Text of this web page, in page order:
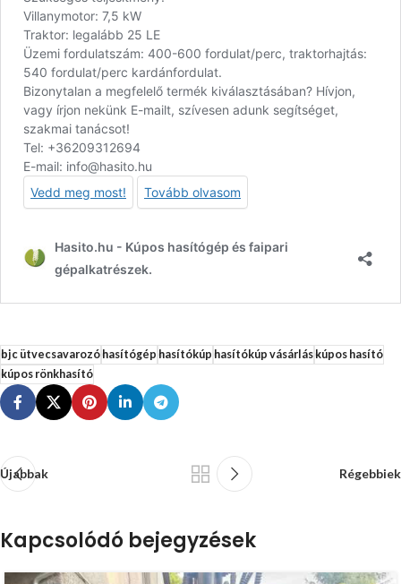
bjc ütvecsavarozóhasítógép hasítókúp hasítókúp vásárláskúpos hasító
kúpos rönkhasító
Újabbak Régebbiek
Kapcsolódó bejegyzések